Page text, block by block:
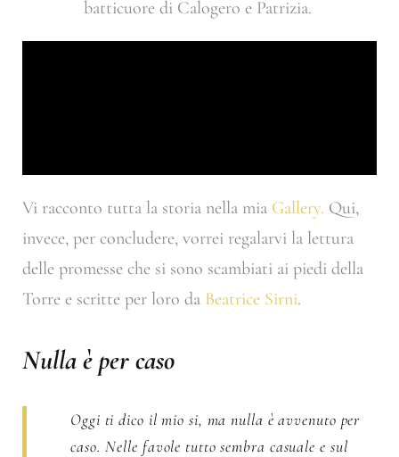
batticuore di Calogero e Patrizia.
Vi racconto tutta la storia nella mia Gallery. Qui,
invece, per concludere, vorrei regalarvi la lettura
delle promesse che si sono scambiati ai piedi della
Torre e scritte per loro da Beatrice Sirni.
Nulla è per caso
Oggi ti dico il mio si, ma nulla è avvenuto per
caso. Nelle favole tutto sembra casuale e sul